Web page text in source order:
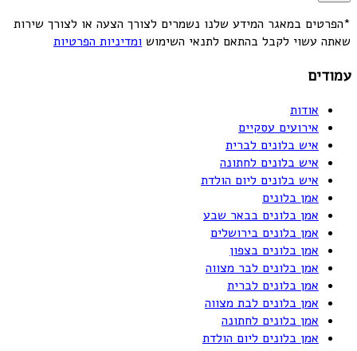
*הפרטים במאגר המידע שלנו נשמרים לצורך הצעה או לצורך שירות
שאתה עשוי לקבל בהתאם לתנאי השימוש ומדיניות הפרטיות
עמודים
אודות
אירועים עסקיים
איש בלונים לברית
איש בלונים לחתונה
איש בלונים ליום הולדת
אמן בלונים
אמן בלונים בבאר שבע
אמן בלונים בירושלים
אמן בלונים בצפון
אמן בלונים לבר מצווה
אמן בלונים לברית
אמן בלונים לבת מצווה
אמן בלונים לחתונה
אמן בלונים ליום הולדת